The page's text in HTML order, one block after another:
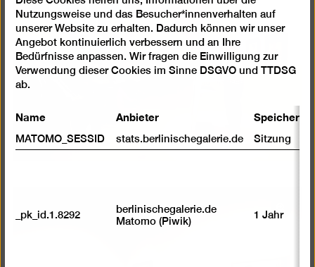
einer
Bild
Cookies
Nutzungsweise und das Besucher*innenverhalten auf
unserer Website zu erhalten. Dadurch können wir unser
Angebot kontinuierlich verbessern und an Ihre
Bedürfnisse anpassen. Wir fragen die Einwilligung zur
Verwendung dieser Cookies im Sinne DSGVO und TTDSG
ab.
Name Anbieter
MATOMO_SESSID stats.berlinischegalerie.de Sitzung
_pk_id.1.8292
berlinischegalerie.de
Matomo (Piwik)
1 Jahr